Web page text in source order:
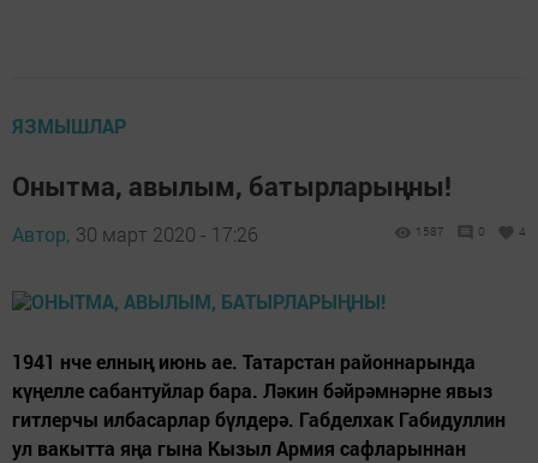
ЯЗМЫШЛАР
Онытма, авылым, батырларыңны!
Автор, 30 март 2020 - 17:26 1587 0 4
1941 нче елның июнь ае. Татарстан районнарында
күңелле сабантуйлар бара. Ләкин бәйрәмнәрне явыз
гитлерчы илбасарлар бүлдерә. Габделхак Габидуллин
ул вакытта яңа гына Кызыл Армия сафларыннан